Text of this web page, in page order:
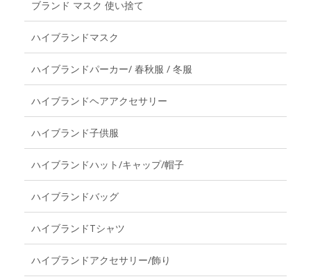
ブランド マスク 使い捨て
ハイブランドマスク
ハイブランドパーカー/ 春秋服 / 冬服
ハイブランドヘアアクセサリー
ハイブランド子供服
ハイブランドハット/キャップ/帽子
ハイブランドバッグ
ハイブランドTシャツ
ハイブランドアクセサリー/飾り